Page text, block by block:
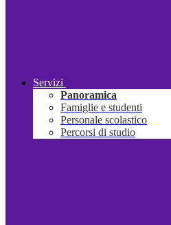
Servizi
Panoramica
Famiglie e studenti
Personale scolastico
Percorsi di studio